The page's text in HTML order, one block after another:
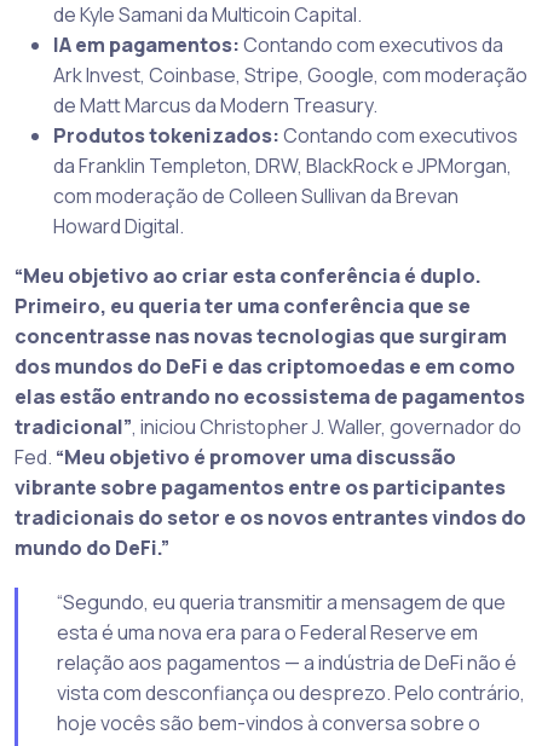
de Kyle Samani da Multicoin Capital.
IA em pagamentos:Contando com executivos da
Ark Invest, Coinbase, Stripe, Google, com moderação
de Matt Marcus da Modern Treasury.
Produtos tokenizados:Contando com executivos
da Franklin Templeton, DRW, BlackRock e JPMorgan,
com moderação de Colleen Sullivan da Brevan
Howard Digital.
“Meu objetivo ao criar esta conferência é duplo.
Primeiro, eu queria ter uma conferência que se
concentrasse nas novas tecnologias que surgiram
dos mundos do DeFi e das criptomoedas e em como
elas estão entrando no ecossistema de pagamentos
tradicional”, iniciou Christopher J. Waller, governador do
Fed. “Meu objetivo é promover uma discussão
vibrante sobre pagamentos entre os participantes
tradicionais do setor e os novos entrantes vindos do
mundo do DeFi.”
“Segundo, eu queria transmitir a mensagem de que
esta é uma nova era para o Federal Reserve em
relação aos pagamentos — a indústria de DeFi não é
vista com desconfiança ou desprezo. Pelo contrário,
hoje vocês são bem-vindos à conversa sobre o